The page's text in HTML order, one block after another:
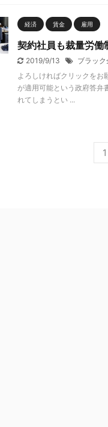
経済 賃金 雇用
契約社員も裁量労
2019/9/13 ブラック
よろしければクリックを
が適用可能という政府答
れてしまうとい ...
1